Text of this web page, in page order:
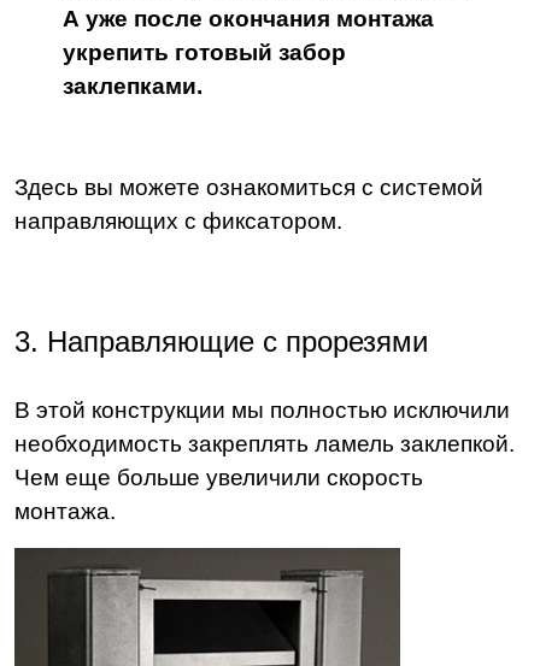
А уже после окончания монтажа
укрепить готовый забор
заклепками.
Здесь вы можете ознакомиться с системой
направляющих с фиксатором.
3. Направляющие с прорезями
В этой конструкции мы полностью исключили
необходимость закреплять ламель заклепкой.
Чем еще больше увеличили скорость
монтажа.